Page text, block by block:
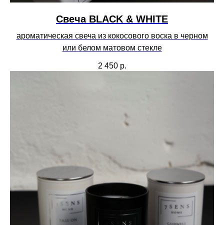
Свеча BLACK & WHITE
ароматическая свеча из кокосового воска в черном
или белом матовом стекле
2 450 р.